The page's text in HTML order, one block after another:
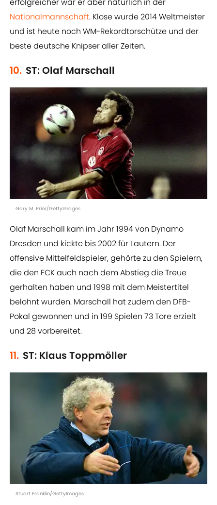
Nationalmannschaft. Klose wurde 2014 Weltmeister
und ist heute noch WM-Rekordtorschütze und der
beste deutsche Knipser aller Zeiten.
10. ST: Olaf Marschall
Gary M. Prior/GettyImages
Olaf Marschall kam im Jahr 1994 von Dynamo
Dresden und kickte bis 2002 für Lautern. Der
offensive Mittelfeldspieler, gehörte zu den Spielern,
die den FCK auch nach dem Abstieg die Treue
gerhalten haben und 1998 mit dem Meistertitel
belohnt wurden. Marschall hat zudem den DFB-
Pokal gewonnen und in 199 Spielen 73 Tore erzielt
und 28 vorbereitet.
11. ST: Klaus Toppmöller
Stuart Franklin/GettyImages